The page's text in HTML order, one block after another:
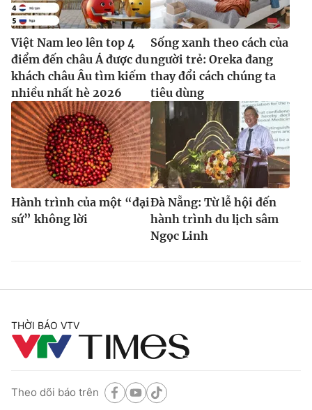
Việt Nam leo lên top 4
điểm đến châu Á được du
khách châu Âu tìm kiếm
nhiều nhất hè 2026
Sống xanh theo cách của
người trẻ: Oreka đang
thay đổi cách chúng ta
tiêu dùng
Hành trình của một “đại
sứ” không lời
Đà Nẵng: Từ lễ hội đến
hành trình du lịch sâm
Ngọc Linh
THỜI BÁO VTV
Theo dõi báo trên